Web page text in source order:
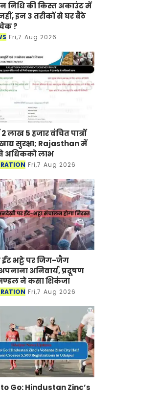
निधि की किस्त अकाउंट में
इन 3 तरीकों से घर बैठे
?
Fri,7 Aug 2026
लाख 5 हजार वंचित पात्रों
सुरक्षा; Rajasthan में
अधिकको लाभ
Fri,7 Aug 2026
भट्टे पर जिग-जैग
अनिवार्य, प्रदूषण
ने कसा शिकंजा
Fri,7 Aug 2026
Go: Hindustan Zinc’s